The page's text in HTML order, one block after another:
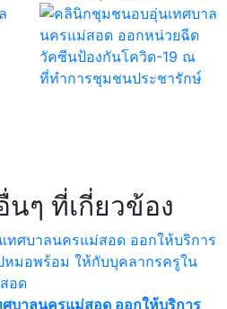
ๆ ที่เกี่ยวข้อง
บาลนครแม่สอด ออกให้บริการ